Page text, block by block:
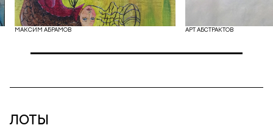
МАКСИМ АБРАМОВ АРТ АБСТРАКТОВ
ЛОТЫ